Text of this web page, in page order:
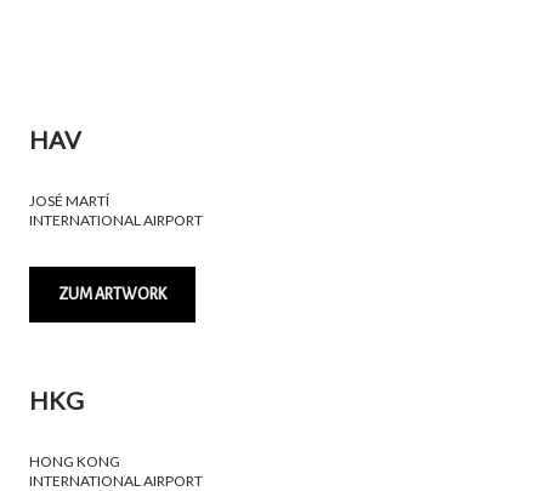
HAV
JOSÉ MARTÍ
INTERNATIONAL AIRPORT
ZUM ARTWORK
HKG
HONG KONG
INTERNATIONAL AIRPORT